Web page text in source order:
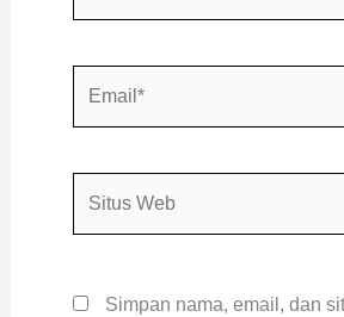
Simpan nama, email, dan